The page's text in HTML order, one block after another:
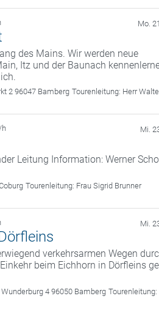
Mo.
des Mains. Wir werden neue
Itz und der Baunach
2 96047 Bamberg Tourenleitung: Herr
h Mi.
Leitung Information: Werner
Tourenleitung: Frau Sigrid Brunner
Mi.
verkehrsarmen Wegen
beim Eichhorn in Dörfleins
4 96050 Bamberg Tourenleitung: